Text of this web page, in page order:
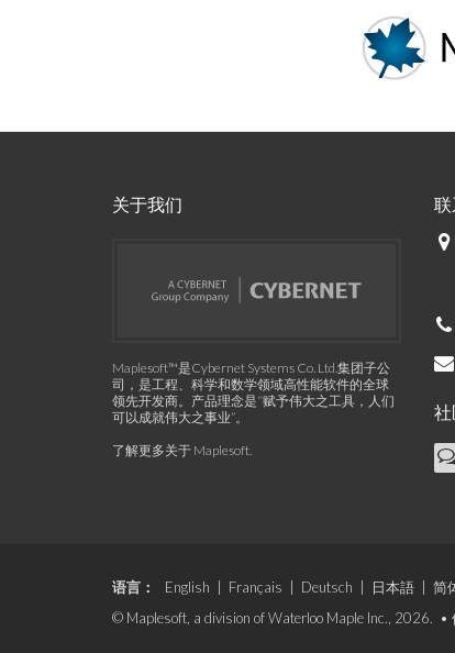
关于我们
Maplesoft™是Cybernet Systems Co. Ltd.集团子公
司，是工程、科学和数学领域高性能软件的全球
领先开发商。产品理念是“赋予伟大之工具，人们
可以成就伟大之事业”。
了解更多关于 Maplesoft
联
社
语言： English Français Deutsch 日本語
简
© Maplesoft, a division of Waterloo Maple Inc., 2026. •